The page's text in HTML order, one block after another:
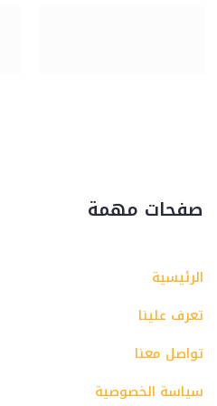
صفحات مهمة
الرئيسية
تعرف علينا
تواصل معنا
سياسة الخصوصية